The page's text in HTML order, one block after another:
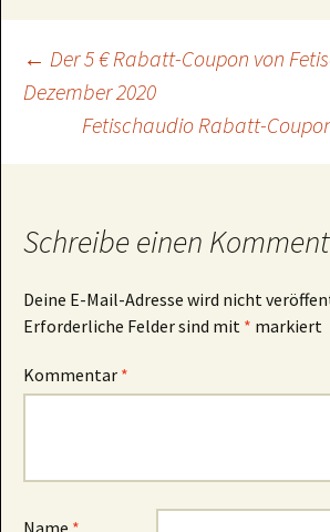
← Der 5 € Rabatt-Coupon von
Dezember 2020
Fetischaudio Rabatt-
Schreibe einen
Deine E-Mail-Adresse wird nicht
Erforderliche Felder sind mit * markiert
Kommentar *
Name *